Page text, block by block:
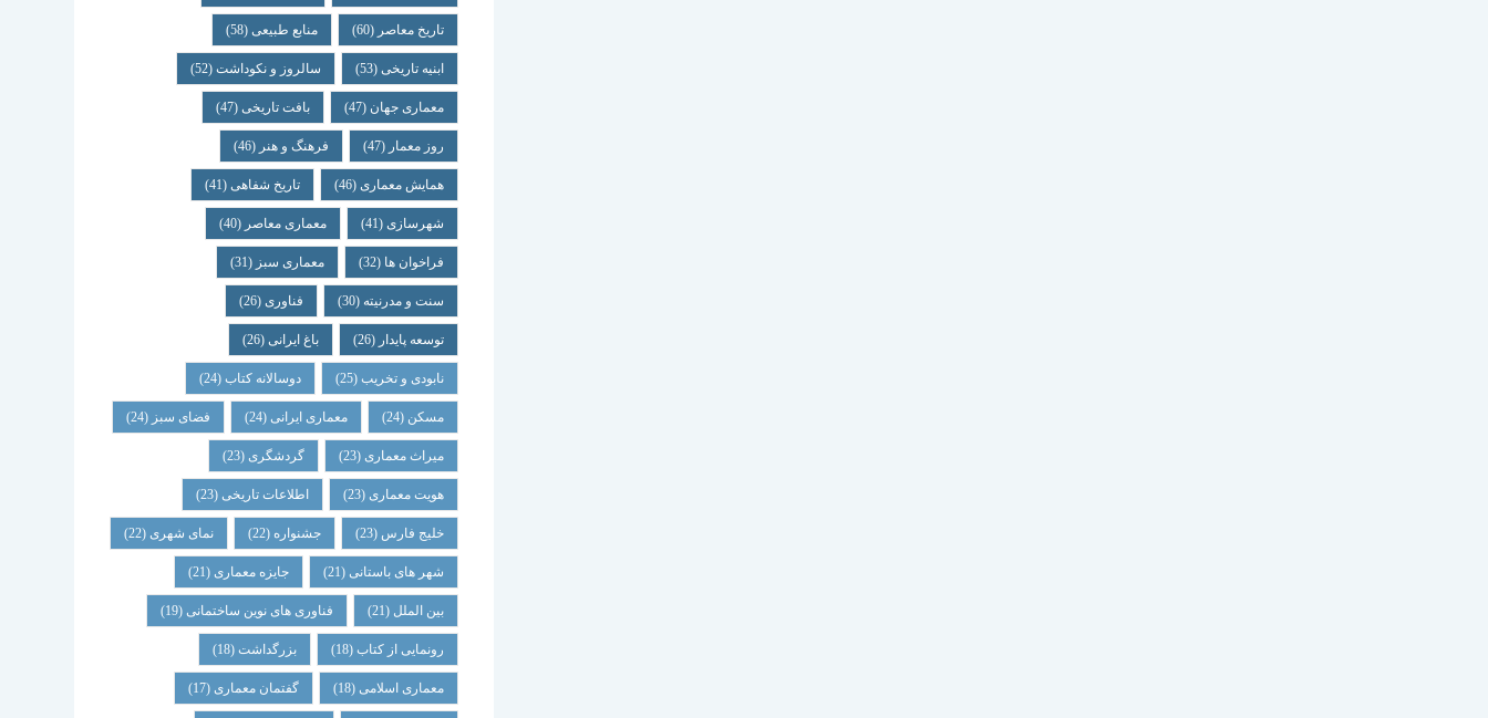
تاریخ معاصر (60) منابع طبیعی(58)
ابنیه تاریخی(53) سالروز و نکوداشت(52)
معماری جهان (47) بافت تاریخی(47)
روز معمار (47) فرهنگ و هنر (46)
همایش معماری(46) تاریخ شفاهی(41)
شهرسازی(41) معماری معاصر (40)
فراخوان ها (32) معماری سبز (31)
سنت و مدرنیته (30) فناوری(26)
توسعه پایدار (26) باغ ایرانی(26)
نابودی و تخریب(25) دوسالانه کتاب(24)
مسکن (24) معماری ایرانی(24) فضای سبز (24)
میراث معماری(23) گردشگری(23)
هویت معماری(23) اطلاعات تاریخی(23)
خلیج فارس (23) جشنواره (22) نمای شهری(22)
شهر های باستانی(21) جایزه معماری(21)
بین الملل (21) فناوری های نوین ساختمانی(19)
رونمایی از کتاب(18) بزرگداشت(18)
معماری اسلامی(18) گفتمان معماری(17)